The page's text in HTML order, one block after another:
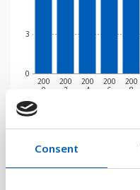
Consent
0
3
200
0
200
2
200
4
200
6
200
8
Linje